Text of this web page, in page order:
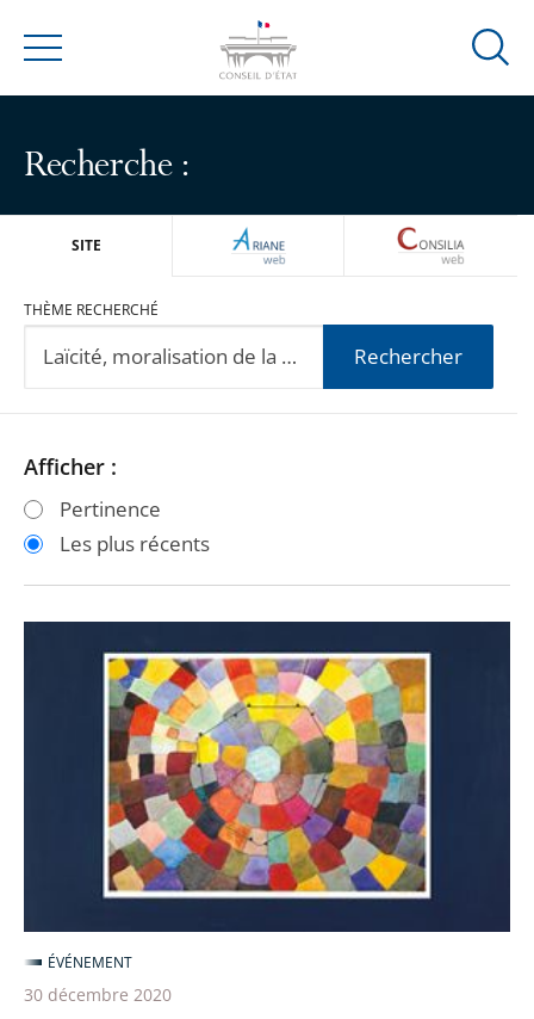
Menu
Ouvrir
Recherche :
SITE ARIANEWEB
THÈME RECHERCHÉ
Rechercher
Passer
les
filtres
Passer
les
filtres
Afficher :
Pertinence
Les plus récents
ÉVÉNEMENT
30 décembre 2020